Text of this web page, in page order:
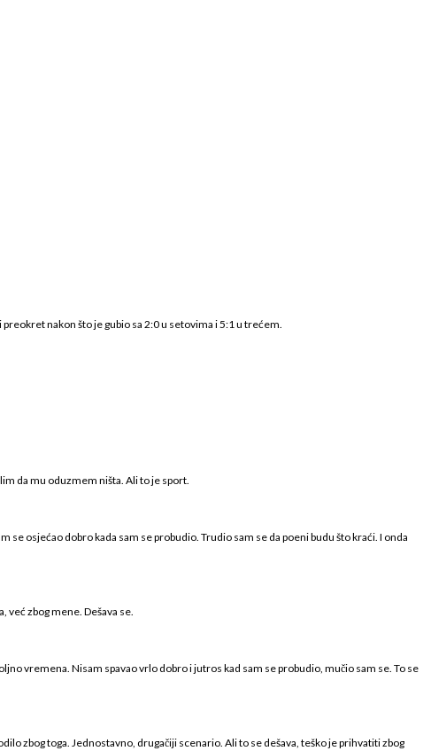
nakon što je gubio sa 2:0 u setovima i 5:1 u trećem.
da mu oduzmem ništa. Ali to je sport.
osjećao dobro kada sam se probudio. Trudio sam se da poeni budu što kraći. I onda
već zbog mene. Dešava se.
vremena. Nisam spavao vrlo dobro i jutros kad sam se probudio, mučio sam se. To se
zbog toga. Jednostavno, drugačiji scenario. Ali to se dešava, teško je prihvatiti zbog